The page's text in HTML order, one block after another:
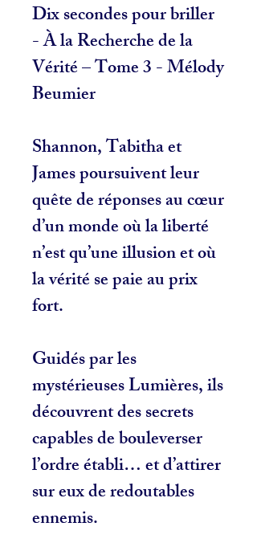
Dix secondes pour briller
- À la Recherche de la
Vérité – Tome 3 - Mélody
Beumier
Shannon, Tabitha et
James poursuivent leur
quête de réponses au cœur
d’un monde où la liberté
n’est qu’une illusion et où
la vérité se paie au prix
fort.
Guidés par les
mystérieuses Lumières, ils
découvrent des secrets
capables de bouleverser
l’ordre établi… et d’attirer
sur eux de redoutables
ennemis.